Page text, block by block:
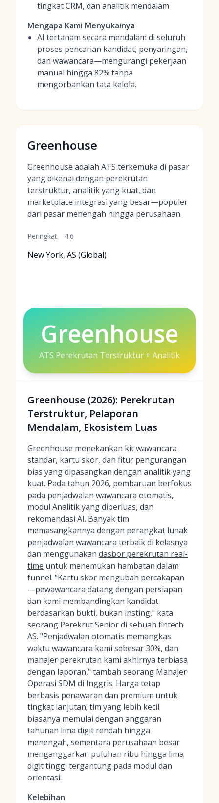
tingkat CRM, dan analitik mendalam
Mengapa Kami Menyukainya
AI tertanam secara mendalam di seluruh
proses pencarian kandidat, penyaringan,
dan wawancara—mengurangi pekerjaan
manual hingga 82% tanpa
mengorbankan tata kelola.
Greenhouse
Greenhouse adalah ATS terkemuka di pasar
yang dikenal dengan perekrutan
terstruktur, analitik yang kuat, dan
marketplace integrasi yang besar—populer
dari pasar menengah hingga perusahaan.
Peringkat: 4.6
New York, AS (Global)
Greenhouse
ATS Perekrutan Terstruktur + Analitik
Greenhouse (2026): Perekrutan
Terstruktur, Pelaporan
Mendalam, Ekosistem Luas
Greenhouse menekankan kit wawancara
standar, kartu skor, dan fitur pengurangan
bias yang dipasangkan dengan analitik yang
kuat. Pada tahun 2026, pembaruan berfokus
pada penjadwalan wawancara otomatis,
modul Analitik yang diperluas, dan
rekomendasi AI. Banyak tim
memasangkannya dengan perangkat lunak
penjadwalan wawancara terbaik di kelasnya
dan menggunakan dasbor perekrutan real-
time untuk menemukan hambatan dalam
funnel. "Kartu skor mengubah percakapan
—pewawancara datang dengan persiapan
dan kami membandingkan kandidat
berdasarkan bukti, bukan insting," kata
seorang Perekrut Senior di sebuah fintech
AS. "Penjadwalan otomatis memangkas
waktu wawancara kami sebesar 30%, dan
manajer perekrutan kami akhirnya terbiasa
dengan laporan," tambah seorang Manajer
Operasi SDM di Inggris. Harga tetap
berbasis penawaran dan premium untuk
tingkat lanjutan; tim yang lebih kecil
biasanya memulai dengan anggaran
tahunan lima digit rendah hingga
menengah, sementara perusahaan besar
menganggarkan puluhan ribu hingga lima
digit tinggi tergantung pada modul dan
orientasi.
Kelebihan